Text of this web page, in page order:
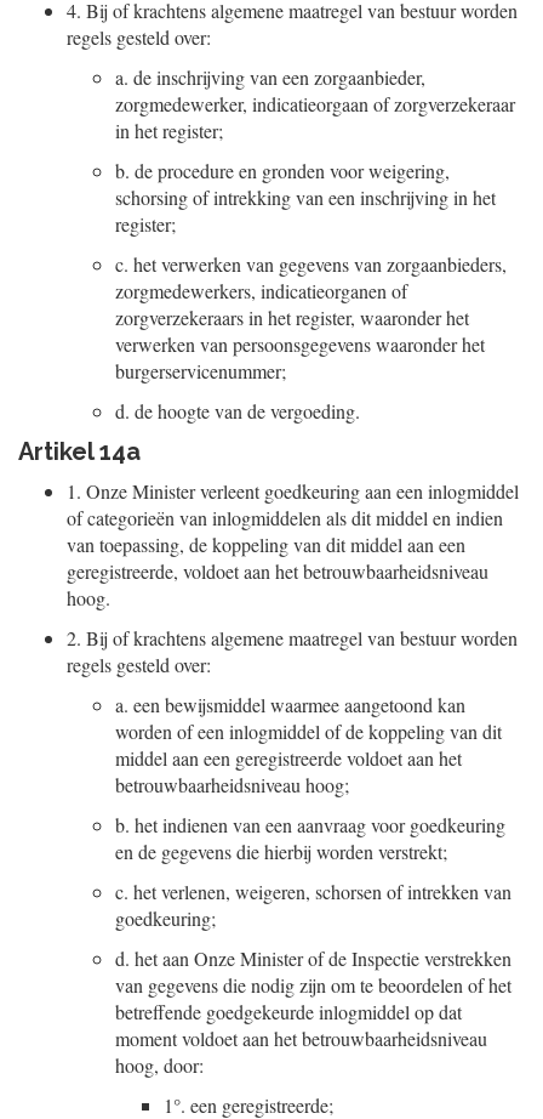
4. Bij of krachtens algemene maatregel van bestuur worden
regels gesteld over:
a. de inschrijving van een zorgaanbieder,
zorgmedewerker, indicatieorgaan of zorgverzekeraar
in het register;
b. de procedure en gronden voor weigering,
schorsing of intrekking van een inschrijving in het
register;
c. het verwerken van gegevens van zorgaanbieders,
zorgmedewerkers, indicatieorganen of
zorgverzekeraars in het register, waaronder het
verwerken van persoonsgegevens waaronder het
burgerservicenummer;
d. de hoogte van de vergoeding.
Artikel 14a
1. Onze Minister verleent goedkeuring aan een inlogmiddel
of categorieën van inlogmiddelen als dit middel en indien
van toepassing, de koppeling van dit middel aan een
geregistreerde, voldoet aan het betrouwbaarheidsniveau
hoog.
2. Bij of krachtens algemene maatregel van bestuur worden
regels gesteld over:
a. een bewijsmiddel waarmee aangetoond kan
worden of een inlogmiddel of de koppeling van dit
middel aan een geregistreerde voldoet aan het
betrouwbaarheidsniveau hoog;
b. het indienen van een aanvraag voor goedkeuring
en de gegevens die hierbij worden verstrekt;
c. het verlenen, weigeren, schorsen of intrekken van
goedkeuring;
d. het aan Onze Minister of de Inspectie verstrekken
van gegevens die nodig zijn om te beoordelen of het
betreffende goedgekeurde inlogmiddel op dat
moment voldoet aan het betrouwbaarheidsniveau
hoog, door:
1°. een geregistreerde;